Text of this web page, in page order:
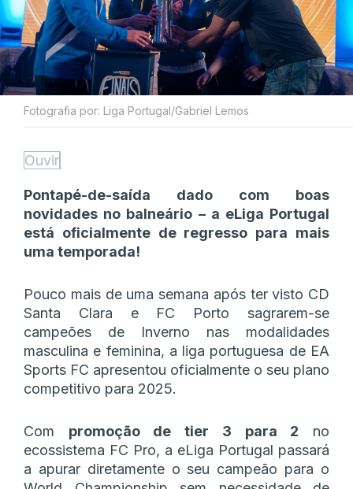
Fotografia por: Liga Portugal/Gabriel Lemos
Ouvir
Pontapé-de-saída dado com boas
novidades no balneário – a eLiga Portugal
está oficialmente de regresso para mais
uma temporada!
Pouco mais de uma semana após ter visto CD
Santa Clara e FC Porto sagrarem-se
campeões de Inverno nas modalidades
masculina e feminina, a liga portuguesa de EA
Sports FC apresentou oficialmente o seu plano
competitivo para 2025.
Com promoção de tier 3 para 2 no
ecossistema FC Pro, a eLiga Portugal passará
a apurar diretamente o seu campeão para o